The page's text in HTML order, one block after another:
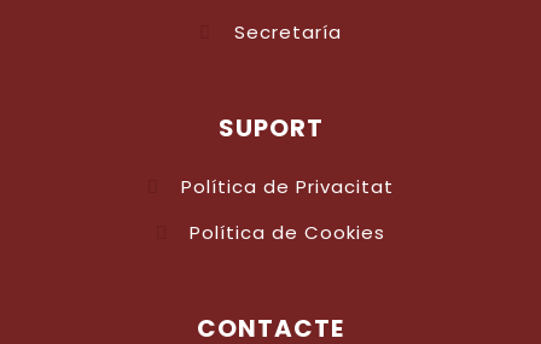
Secretaría
SUPORT
Política de Privacitat
Política de Cookies
CONTACTE